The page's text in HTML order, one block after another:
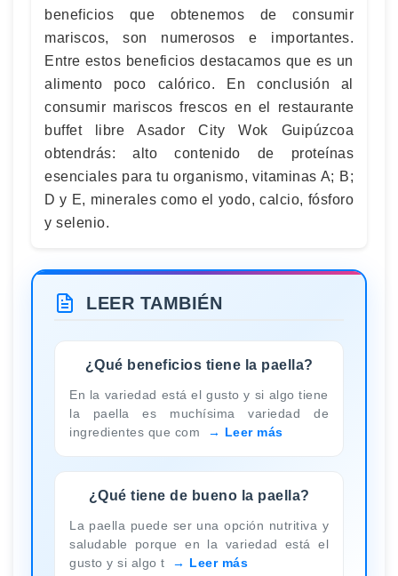
beneficios que obtenemos de consumir
mariscos, son numerosos e importantes.
Entre estos beneficios destacamos que es un
alimento poco calórico. En conclusión al
consumir mariscos frescos en el restaurante
buffet libre Asador City Wok Guipúzcoa
obtendrás: alto contenido de proteínas
esenciales para tu organismo, vitaminas A; B;
D y E, minerales como el yodo, calcio, fósforo
y selenio.
LEER TAMBIÉN
¿Qué beneficios tiene la paella?
En la variedad está el gusto y si algo tiene
la paella es muchísima variedad de
ingredientes que com
Leer más
¿Qué tiene de bueno la paella?
La paella puede ser una opción nutritiva y
saludable porque en la variedad está el
gusto y si algo t
Leer más